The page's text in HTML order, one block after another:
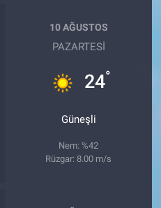
10 AĞUSTOS
PAZARTESI
24°
Güneşli
Nem: %42
Rüzgar: 8.00 m/s